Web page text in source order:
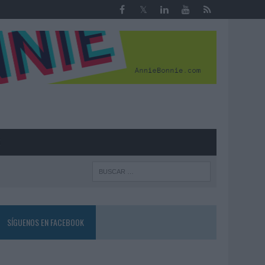
SÍGUENOS EN FACEBOOK